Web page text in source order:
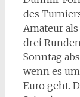
des
Amateur
drei
Sonntag
wenn es
Euro geht.